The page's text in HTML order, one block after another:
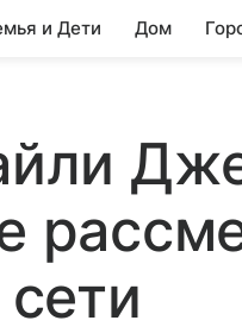
и Дети Дом